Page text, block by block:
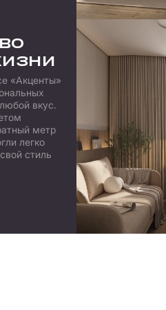
«Акценты»
вкус.
метр
легко
стиль